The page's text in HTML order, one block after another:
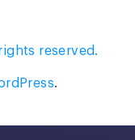
reserved.
.